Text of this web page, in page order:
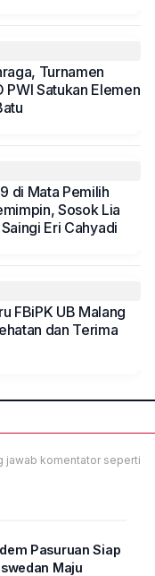
Turnamen
PWI Satukan Elemen
di Mata Pemilih
Sosok Lia
Eri Cahyadi
FBiPK UB Malang
dan Terima
jawab komentator seperti
Pasuruan Siap
Maju